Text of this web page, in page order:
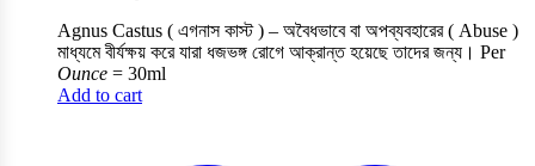
Agnus Castus ( এগনাস কাস্ট ) – অবৈধভাবে বা অপব্যবহারের ( Abuse )
মাধ্যমে বীর্যক্ষয় করে যারা ধজভঙ্গ রোগে আক্রান্ত হয়েছে তাদের জন্য। Per
Ounce = 30ml
Add to cart